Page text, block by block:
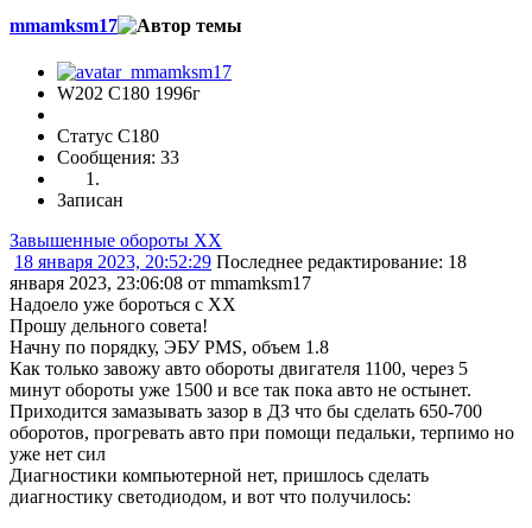
mmamksm17
W202 C180 1996г
Статус C180
Сообщения: 33
Записан
Завышенные обороты ХХ
18 января 2023, 20:52:29 Последнее редактирование: 18
января 2023, 23:06:08 от mmamksm17
Надоело уже бороться с ХХ
Прошу дельного совета!
Начну по порядку, ЭБУ PMS, объем 1.8
Как только завожу авто обороты двигателя 1100, через 5
минут обороты уже 1500 и все так пока авто не остынет.
Приходится замазывать зазор в ДЗ что бы сделать 650-700
оборотов, прогревать авто при помощи педальки, терпимо но
уже нет сил
Диагностики компьютерной нет, пришлось сделать
диагностику светодиодом, и вот что получилось: